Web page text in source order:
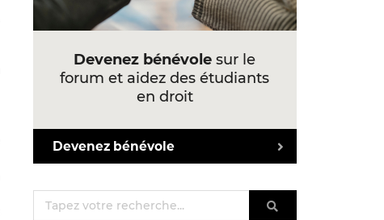
Devenez bénévole sur le
forum et aidez des étudiants
en droit
Devenez bénévole